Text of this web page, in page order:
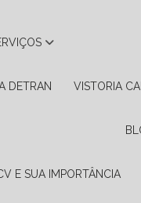
DETRAN VISTORIA
E SUA IMPORTÂNCIA